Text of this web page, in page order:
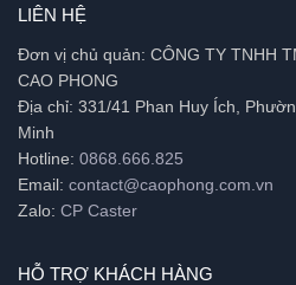
LIÊN HỆ
Đơn vị chủ quản: CÔNG TY TNHH
CAO PHONG
Địa chỉ: 331/41 Phan Huy Ích,
Minh
Hotline: 0868.666.825
Email: contact@caophong.com.vn
Zalo: CP Caster
HỖ TRỢ KHÁCH HÀNG